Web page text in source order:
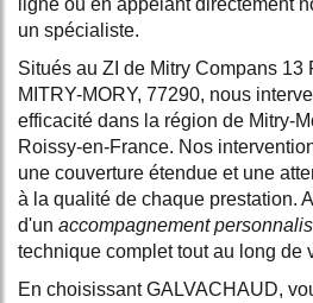
un spécialiste.
Situés au ZI de Mitry Compans 13
MITRY-MORY, 77290, nous
efficacité dans la région de Mitry-
Roissy-en-France. Nos
une couverture étendue et une
à la qualité de chaque prestation.
d'un accompagnement
technique complet tout au long de
En choisissant GALVACHAUD,